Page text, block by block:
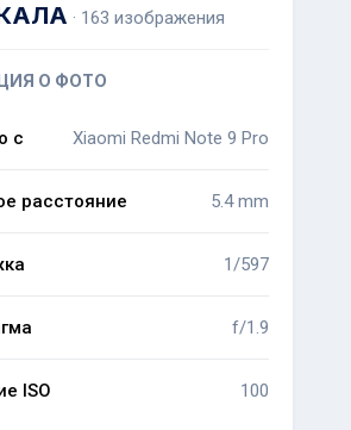
· 163 изображения
О ФОТО
с Xiaomi Redmi Note 9 Pro
расстояние 5.4 mm
1/597
f/1.9
ISO 100